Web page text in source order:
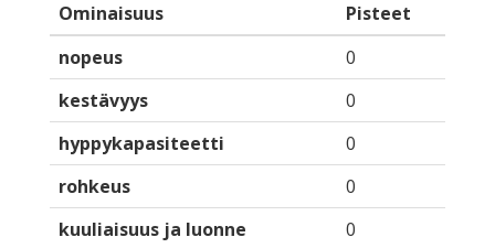
Ominaisuus
Pisteet
nopeus
0
kestävyys
0
hyppykapasiteetti
0
rohkeus
0
kuuliaisuus ja luonne
0